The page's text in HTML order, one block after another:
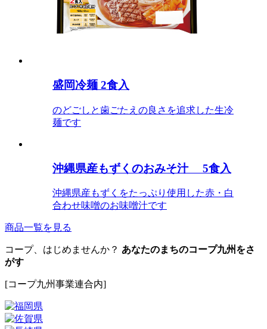
盛岡冷麺 2食入
のどごしと歯ごたえの良さを追求した生冷
麺です
沖縄県産もずくのおみそ汁 5食入
沖縄県産もずくをたっぷり使用した赤・白
合わせ味噌のお味噌汁です
商品一覧を見る
コープ、はじめませんか？ あなたのまちのコープ九州をさ
がす
[コープ九州事業連合内]